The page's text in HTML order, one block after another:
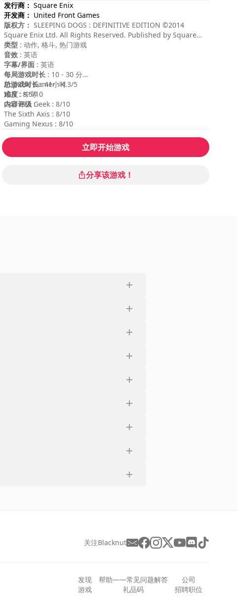
发行商： Square Enix
开发商： United Front Games
版权方： SLEEPING DOGS : DEFINITIVE EDITION ©2014
Square Enix Ltd. All Rights Reserved. Published by Square
Enix, Inc. 2014. Developed by United Front Games Ltd.
SQUARE ENIX and the SQUARE ENIX logo are registered
trademarks or trademarks of Square Enix Holdings Co., Ltd.
SLEEPING DOGS, SLEEPING DOGS : DEFINITIVE EDITION and
the SLEEPING DOGS logo are registered trademarks or
trademarks of Square Enix Ltd.
类型 : 动作, 格斗, 热门游戏
音效 : 英语
字幕/界面 : 英语
每局游戏时长 : 10 - 30 分钟
总游戏时长: 41小时
难度: 中等
内容评级 :
Impulse Gamer : 4.3/5
IGN : 8.5/10
God Is A Geek : 8/10
The Sixth Axis : 8/10
Gaming Nexus : 8/10
立即开始游戏
分享该游戏！
关注Blacknut
发现
游戏
帮助——常见问题解答
礼品码
公司
招聘职位